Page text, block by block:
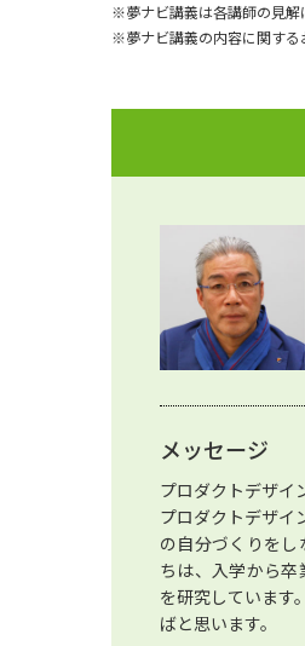
※夢ナビ講義は各講師の見解
※夢ナビ講義の内容に関する
メッセージ
プロダクトデザイ
プロダクトデザイ
の自分づくりを
ちは、入学から
を研究しています
ばと思います。